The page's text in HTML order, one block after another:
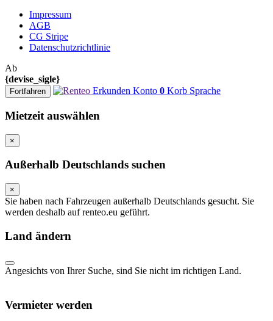
Impressum
AGB
CG Stripe
Datenschutzrichtlinie
Ab
{devise_sigle}
Fortfahren Erkunden Konto 0 Korb Sprache
Mietzeit auswählen
×
Außerhalb Deutschlands suchen
×
Sie haben nach Fahrzeugen außerhalb Deutschlands gesucht. Sie
werden deshalb auf renteo.eu geführt.
Land ändern
Angesichts von Ihrer Suche, sind Sie nicht im richtigen Land.
Vermieter werden